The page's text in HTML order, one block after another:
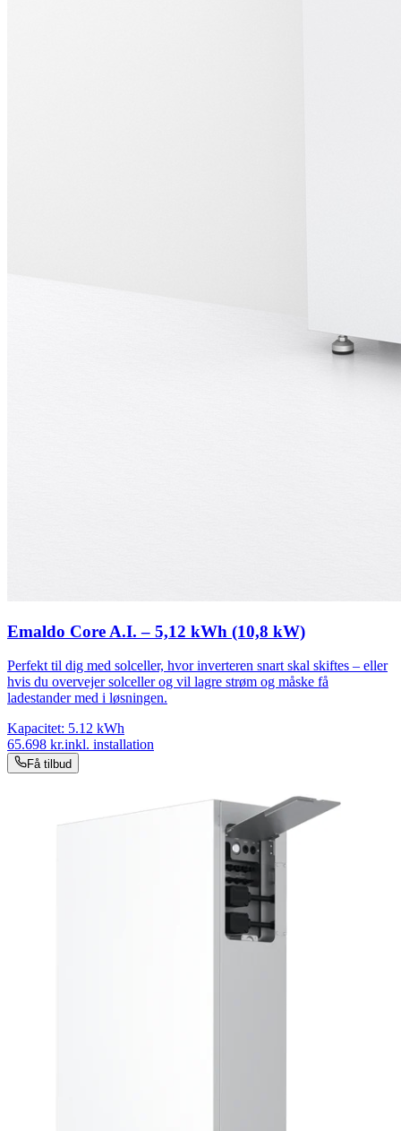
Emaldo Core A.I. – 5,12 kWh (10,8 kW)
Perfekt til dig med solceller, hvor inverteren snart skal skiftes – eller
hvis du overvejer solceller og vil lagre strøm og måske få
ladestander med i løsningen.
Kapacitet: 5.12 kWh
65.698 kr.inkl. installation
Få tilbud